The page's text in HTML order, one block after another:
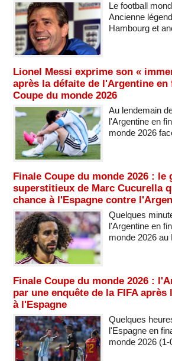
Le football
Ancienne
Hambourg et
Lionel Messi exprime son «
après la défaite de l'Argentine en
Coupe du monde 2026
Au lendemain
l'Argentine en
monde 2026
Finale Coupe du monde 2026 : le
superstitieux de Marc Cucurella
chance à l'Espagne contre
Quelques
l'Argentine en
monde 2026 au
Finale Coupe du monde 2026 :
par une enquête de la FIFA
à l'Espagne
Quelques
l'Espagne en
monde 2026